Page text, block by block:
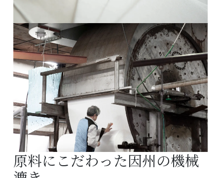
原料にこだわった因州の機械